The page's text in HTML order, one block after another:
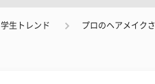
学生トレンド プロのヘアメイク